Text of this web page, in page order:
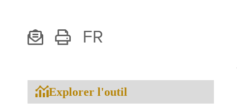
FR
Explorer l'outil